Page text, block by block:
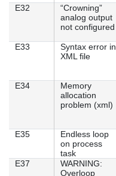
E32
“Crowning”
analog output
not configured
E33
Syntax error in
XML file
E34
Memory
allocation
problem (xml)
E35
Endless loop
on process
task
E37
WARNING:
Overloop